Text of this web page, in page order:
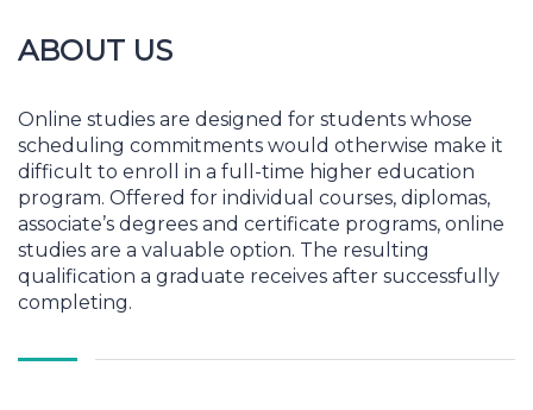
ABOUT US
Online studies are designed for students whose
scheduling commitments would otherwise make it
difficult to enroll in a full-time higher education
program. Offered for individual courses, diplomas,
associate’s degrees and certificate programs, online
studies are a valuable option. The resulting
qualification a graduate receives after successfully
completing.